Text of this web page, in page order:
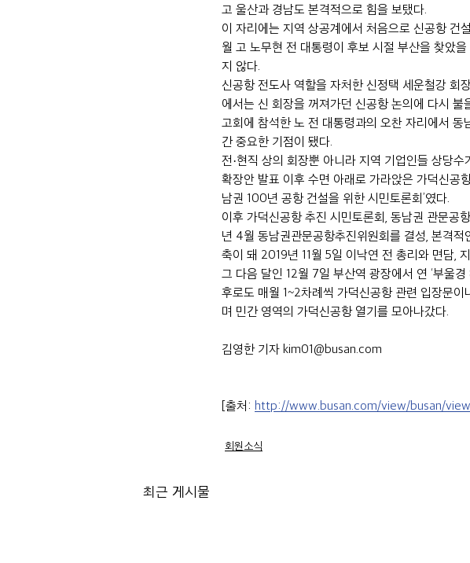
고 울산과 경남도 본격적으로 힘을 보탰다.
이 자리에는 지역 상공계에서 처음으로 신공항
월 고 노무현 전 대통령이 후보 시절 부산을 찾았
지 않다.
신공항 전도사 역할을 자처한 신정택 세운철강 회
에서는 신 회장을 꺼져가던 신공항 논의에 다시
고회에 참석한 노 전 대통령과의 오찬 자리에서
간 중요한 기점이 됐다.
전·현직 상의 회장뿐 아니라 지역 기업인들 상당
확장안 발표 이후 수면 아래로 가라앉은 가덕신공
남권 100년 공항 건설을 위한 시민토론회’였다.
이후 가덕신공항 추진 시민토론회, 동남권 관문공
년 4월 동남권관문공항추진위원회를 결성, 본격
축이 돼 2019년 11월 5일 이낙연 전 총리와 면담,
그 다음 달인 12월 7일 부산역 광장에서 연 ‘부울
후로도 매월 1~2차례씩 가덕신공항 관련 입장문
며 민간 영역의 가덕신공항 열기를 모아나갔다.
김영한 기자 kim01@busan.com
[출처: http://www.busan.com/view/busan/
회원소식
최근 게시물